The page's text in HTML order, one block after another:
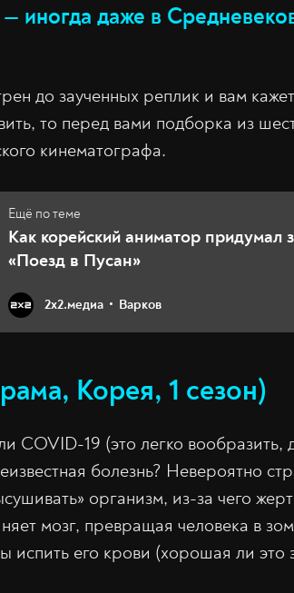
иногда даже в
до заученных реплик и вам
то перед вами подборка из
кинематографа.
Как корейский аниматор придумал
«Поезд в Пусан»
2х2.медиа Варков
Корея, 1 сезон)
COVID-19 (это легко вообразить,
болезнь? Невероятно
организм, из-за чего
мозг, превращая человека в
испить его крови (хорошая ли это